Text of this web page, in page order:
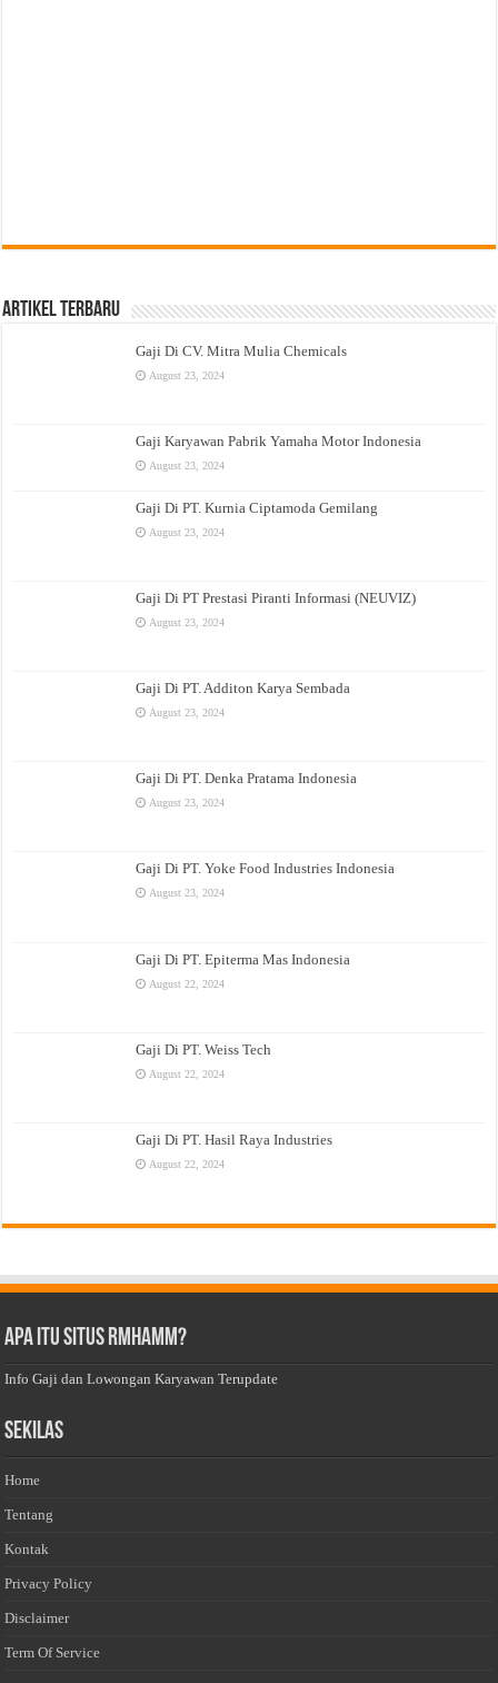
Artikel Terbaru
Gaji Di CV. Mitra Mulia Chemicals
August 23, 2024
Gaji Karyawan Pabrik Yamaha Motor Indonesia
August 23, 2024
Gaji Di PT. Kurnia Ciptamoda Gemilang
August 23, 2024
Gaji Di PT Prestasi Piranti Informasi (NEUVIZ)
August 23, 2024
Gaji Di PT. Additon Karya Sembada
August 23, 2024
Gaji Di PT. Denka Pratama Indonesia
August 23, 2024
Gaji Di PT. Yoke Food Industries Indonesia
August 23, 2024
Gaji Di PT. Epiterma Mas Indonesia
August 22, 2024
Gaji Di PT. Weiss Tech
August 22, 2024
Gaji Di PT. Hasil Raya Industries
August 22, 2024
Apa Itu Situs Rmhamm?
Info Gaji dan Lowongan Karyawan Terupdate
Sekilas
Home
Tentang
Kontak
Privacy Policy
Disclaimer
Term Of Service